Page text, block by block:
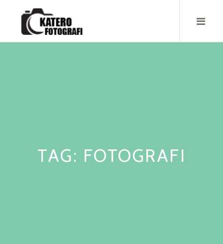
content
TAG: FOTOGRAFI